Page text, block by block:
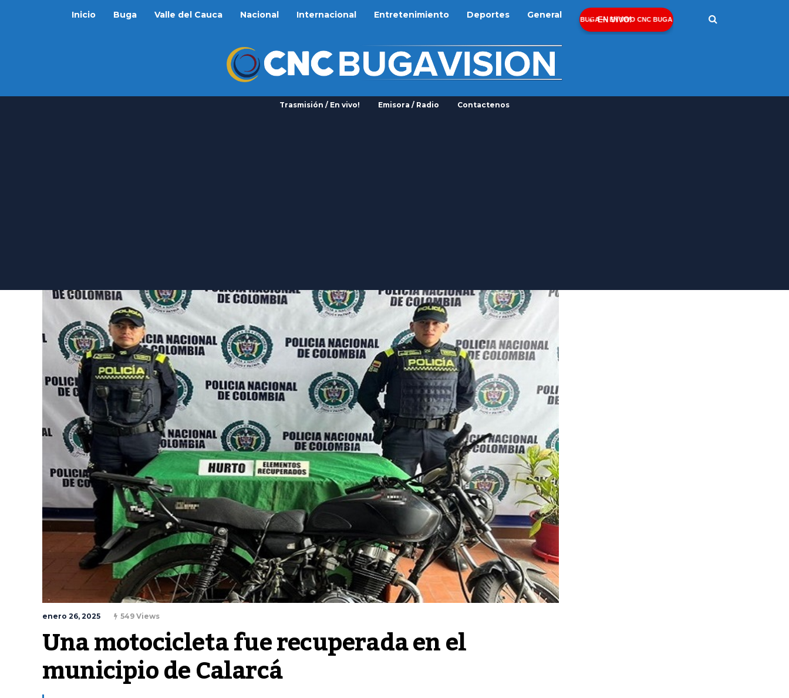
Inicio Buga Valle del Cauca Nacional Internacional Entretenimiento Deportes General EN VIVO!
Trasmisión / En vivo! Emisora / Radio Contactenos
enero 26, 2025 549 Views
Una motocicleta fue recuperada en el
municipio de Calarcá